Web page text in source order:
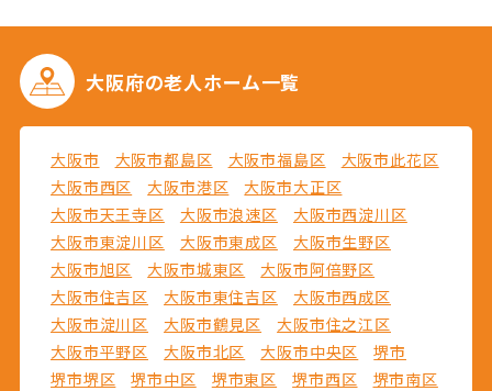
大阪府の老人ホーム一覧
大阪市 大阪市都島区 大阪市福島区
大阪市此花区
大阪市西区
大阪市港区
大阪市大正区
大阪市天王寺区
大阪市浪速区
大阪市西淀川区
大阪市東淀川区
大阪市東成区
大阪市生野区
大阪市旭区
大阪市城東区
大阪市阿倍野区
大阪市住吉区
大阪市東住吉区
大阪市西成区
大阪市淀川区
大阪市鶴見区
大阪市住之江区
大阪市平野区
大阪市北区 大阪市中央区
堺市
堺市堺区
堺市中区 堺市東区 堺市西区
堺市南区